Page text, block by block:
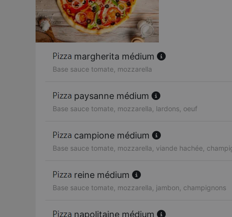
margherita médium
Base sauce tomate, mozzarella
paysanne médium
Base sauce tomate, mozzarella, lardons, oeuf
campione médium
Base sauce tomate, mozzarella, viande hachée,
reine médium
Base sauce tomate, mozzarella, jambon, champignons
napolitaine médium